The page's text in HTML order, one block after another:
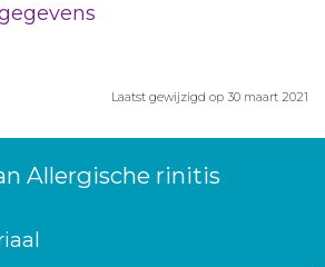
Laatst gewijzigd op 30 maart 2021
Allergische rinitis